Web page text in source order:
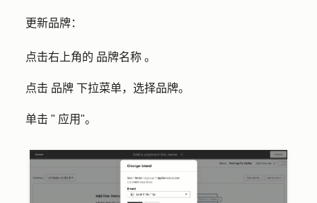
更新品牌：
点击右上角的 品牌名称 。
点击 品牌 下拉菜单，选择品牌。
单击 " 应用"。